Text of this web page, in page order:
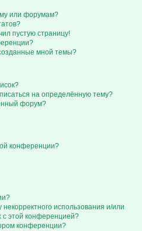
или форумам?
пустую страницу!
мной темы?
на определённую тему?
форум?
конференции?
использования и/или
с этой конференцией?
конференции?